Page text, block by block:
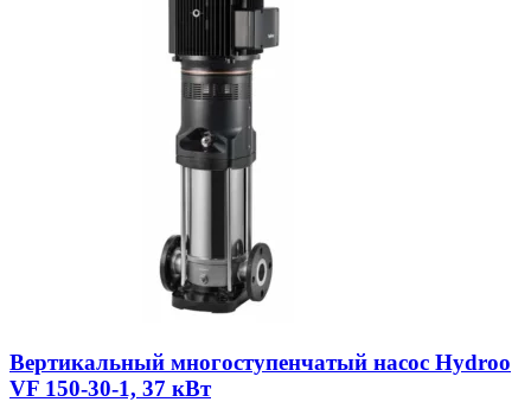
Вертикальный многоступенчатый насос Hydroo
VF 150-30-1, 37 кВт